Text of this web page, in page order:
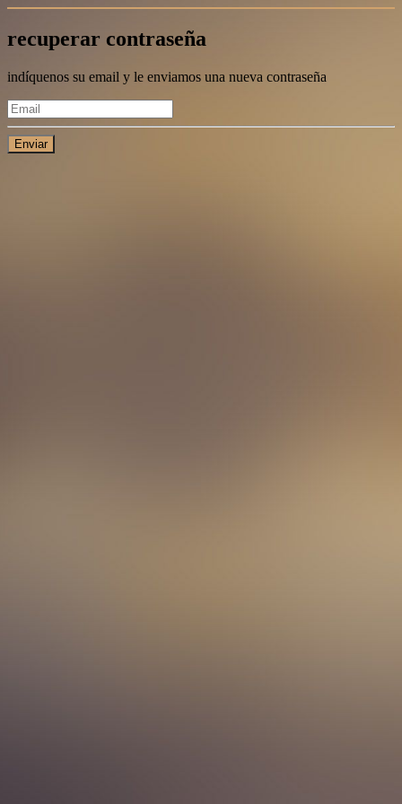
recuperar contraseña
indíquenos su email y le enviamos una nueva contraseña
Enviar